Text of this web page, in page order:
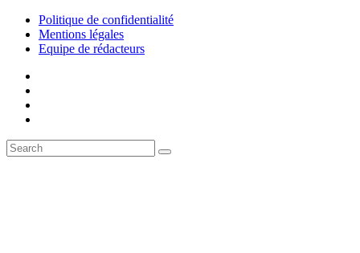
Politique de confidentialité
Mentions légales
Equipe de rédacteurs